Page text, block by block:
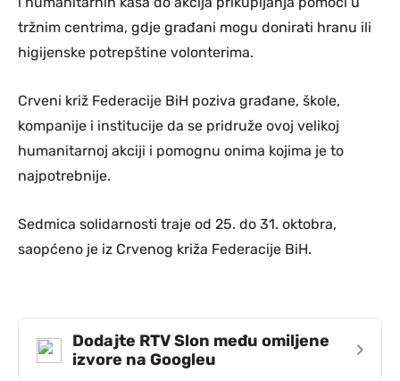
tržnim centrima, gdje građani mogu donirati hranu ili
higijenske potrepštine volonterima.
Crveni križ Federacije BiH poziva građane, škole,
kompanije i institucije da se pridruže ovoj velikoj
humanitarnoj akciji i pomognu onima kojima je to
najpotrebnije.
Sedmica solidarnosti traje od 25. do 31. oktobra,
saopćeno je iz Crvenog križa Federacije BiH.
Dodajte RTV Slon među omiljene
izvore na Googleu
›